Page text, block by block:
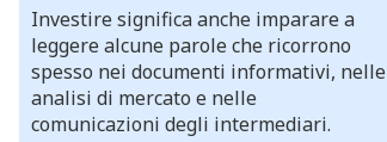
Investire significa anche imparare a
leggere alcune parole che ricorrono
spesso nei documenti informativi, nelle
analisi di mercato e nelle
comunicazioni degli intermediari.